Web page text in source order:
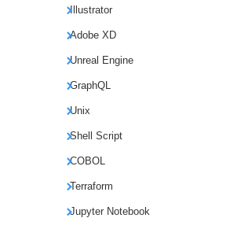
Illustrator
Adobe XD
Unreal Engine
GraphQL
Unix
Shell Script
COBOL
Terraform
Jupyter Notebook